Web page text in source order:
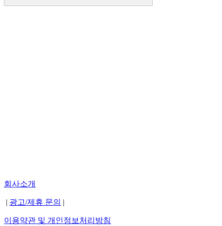
회사소개
광고/제휴 문의
이용약관 및 개인정보처리방침